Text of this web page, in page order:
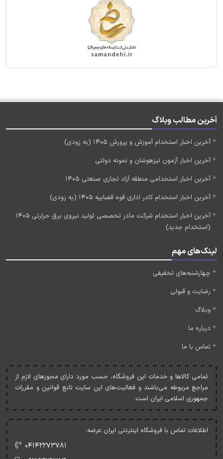
آخرین مطالب وبلاگ
آخرین اخبار استخدام آموزش و پرورش 1405 (به زودی)
آخرین اخبار آزمون تیزهوشان و نمونه دولتی
آخرین اخبار استخدامی منطقه آزاد تجاری صنعتی 1405
آخرین اخبار استخدام کادر اداری قوه قضاییه 1405 (به زودی)
آخرین اخبار استخدام شرکت مادر تخصصی تولید نیروی برق حرارتی 1405
(استخدام جدید)
لینک‌های مهم
چهارشنبه‌های تخفیفی
رضایت و قبولی
وبلاگ
درباره ما
تماس با ما
تمامی کالاها و خدمات اين فروشگاه، حسب مورد دارای مجوزهای لازم از
مراجع مربوطه می‌باشند و فعاليت‌های اين سايت تابع قوانين و مقررات
جمهوری اسلامی ايران است.
اطلاعات تماس با فروشگاه اینترنتی ایران عرضه:
۰۴۱۴۲۲۷۳۷۸۱